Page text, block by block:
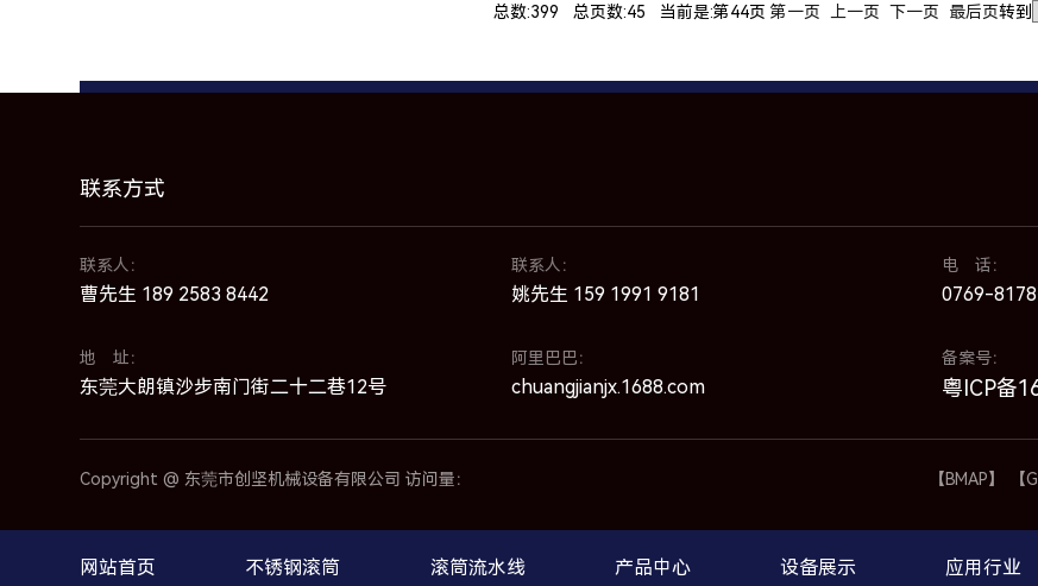
总数:399 总页数:45 当前是:第44页 第一页 上一页 下一页 最后页转到
联系方式
联系人：
曹先生 189 2583 8442
联系人：
姚先生 159 1991 9181
电 话：
0769-
地 址：
东莞大朗镇沙步南门街二十二巷12号
阿里巴巴：
chuangjianjx.1688.com
备案号：
粤ICP备
Copyright @ 东莞市创坚机械设备有限公司 访问量： 【BMAP】 【
网站首页 不锈钢滚筒 滚筒流水线 产品中心 设备展示 应用行业